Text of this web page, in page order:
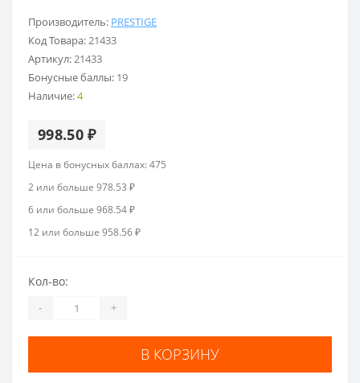
Производитель: PRESTIGE
Код Товара:21433
Артикул:21433
Бонусные баллы: 19
Наличие:4
998.50 ₽
Цена в бонусных баллах: 475
2 или больше 978.53 ₽
6 или больше 968.54 ₽
12 или больше 958.56 ₽
Кол-во:
- +
В КОРЗИНУ